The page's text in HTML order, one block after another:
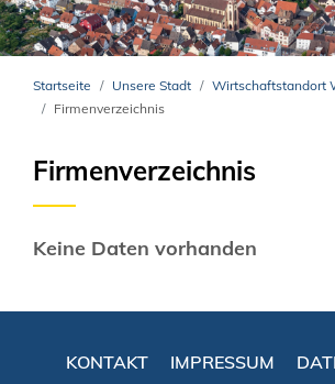
Startseite Unsere Stadt
Wirtschaftstandort
Firmenverzeichnis
Firmenverzeichnis
Keine Daten vorhanden
KONTAKT IMPRESSUM